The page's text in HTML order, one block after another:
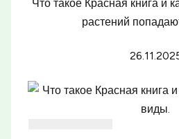
Что такое Красная книга и
растений